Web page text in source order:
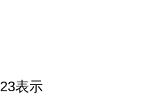
23表示